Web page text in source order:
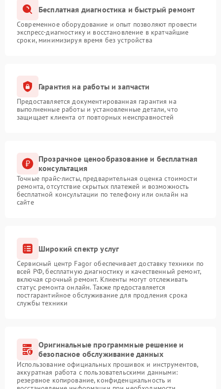
Бесплатная диагностика и быстрый ремонт
Современное оборудование и опыт позволяют провести
экспресс-диагностику и восстановление в кратчайшие
сроки, минимизируя время без устройства
Гарантия на работы и запчасти
Предоставляется документированная гарантия на
выполненные работы и установленные детали, что
защищает клиента от повторных неисправностей
Прозрачное ценообразование и бесплатная
консультация
Точные прайс-листы, предварительная оценка стоимости
ремонта, отсутствие скрытых платежей и возможность
бесплатной консультации по телефону или онлайн на
сайте
Широкий спектр услуг
Сервисный центр Fagor обеспечивает доставку техники по
всей РФ, бесплатную диагностику и качественный ремонт,
включая срочный ремонт. Клиенты могут отслеживать
статус ремонта онлайн. Также предоставляется
постгарантийное обслуживание для продления срока
службы техники
Оригинальные программные решение и
безопасное обслуживание данных
Использование официальных прошивок и инструментов,
аккуратная работа с пользовательскими данными:
резервное копирование, конфиденциальность и